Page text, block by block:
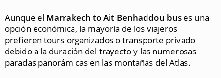
Aunque el Marrakech to Ait Benhaddou bus es una
opción económica, la mayoría de los viajeros
prefieren tours organizados o transporte privado
debido a la duración del trayecto y las numerosas
paradas panorámicas en las montañas del Atlas.